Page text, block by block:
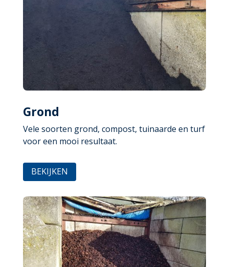
Grond
Vele soorten grond, compost, tuinaarde en turf
voor een mooi resultaat.
BEKIJKEN